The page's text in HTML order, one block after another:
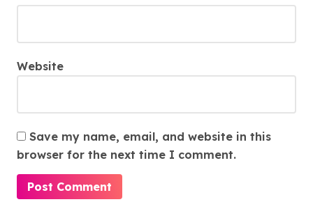
Website
Save my name, email, and website in this
browser for the next time I comment.